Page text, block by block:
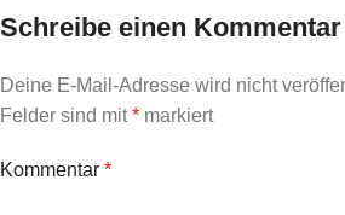
Schreibe einen Kommentar
Deine E-Mail-Adresse wird nicht
Felder sind mit* markiert
Kommentar *